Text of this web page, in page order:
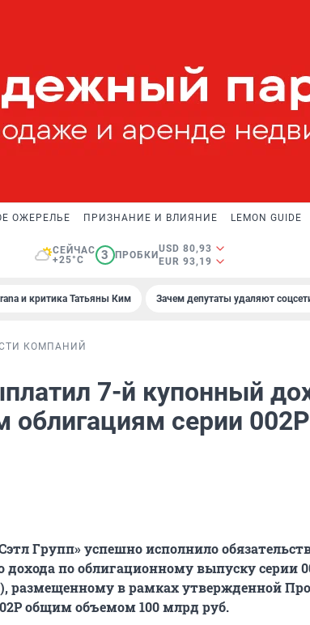
ОЖЕРЕЛЬЕ ПРИЗНАНИЕ И ВЛИЯНИЕ LEMON GUIDE
СЕЙЧАС
+25°C
3 ПРОБКИ
USD 80,93
EUR 93,19
и критика Татьяны Ким Зачем депутаты удаляют
КОМПАНИЙ
7-й купонный
серии
Групп» успешно исполнило
дохода по облигационному выпуску серии
размещенному в рамках утвержденной
общим объемом 100 млрд руб.